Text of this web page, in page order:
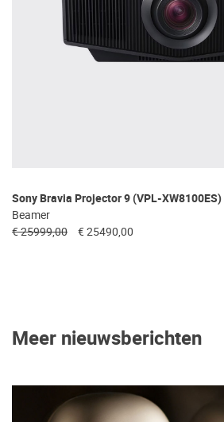
Sony Bravia Projector 9 (VPL-XW8100ES)
Beamer
€ 25999,00
€ 25490,00
Meer nieuwsberichten